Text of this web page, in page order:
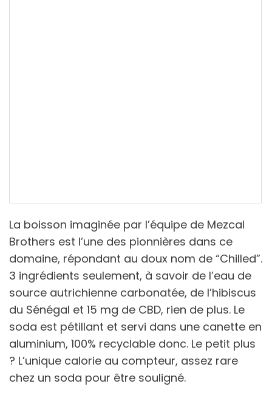
La boisson imaginée par l’équipe de Mezcal
Brothers est l’une des pionnières dans ce
domaine, répondant au doux nom de “Chilled”.
3 ingrédients seulement, à savoir de l’eau de
source autrichienne carbonatée, de l’hibiscus
du Sénégal et 15 mg de CBD, rien de plus. Le
soda est pétillant et servi dans une canette en
aluminium, 100% recyclable donc. Le petit plus
? L’unique calorie au compteur, assez rare
chez un soda pour être souligné.